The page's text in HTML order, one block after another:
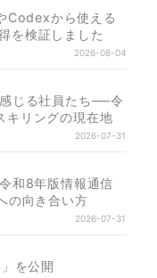
Codexから使える
を検証しました
2026-08-04
じる社員たち──令
キリングの現在地
2026-07-31
和8年版情報通信
の向き合い方
2026-07-31
を公開